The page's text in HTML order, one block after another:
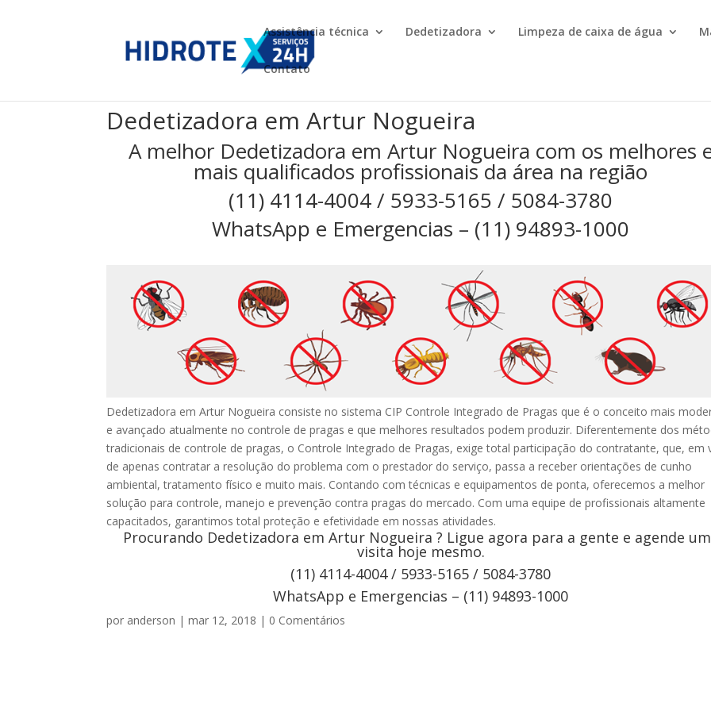
Assistência técnica Dedetizadora Limpeza de caixa de água
Contato
Dedetizadora em Artur Nogueira
A melhor Dedetizadora em Artur Nogueira com os melhores
mais qualificados profissionais da área na região
(11) 4114-4004 / 5933-5165 / 5084-3780
WhatsApp e Emergencias – (11) 94893-1000
Dedetizadora em Artur Nogueira consiste no sistema CIP Controle Integrado de Pragas que é o conceito mais
e avançado atualmente no controle de pragas e que melhores resultados podem produzir. Diferentemente dos
tradicionais de controle de pragas, o Controle Integrado de Pragas, exige total participação do contratante, que, em
de apenas contratar a resolução do problema com o prestador do serviço, passa a receber orientações de cunho
ambiental, tratamento físico e muito mais. Contando com técnicas e equipamentos de ponta, oferecemos a melhor
solução para controle, manejo e prevenção contra pragas do mercado. Com uma equipe de profissionais altamente
capacitados, garantimos total proteção e efetividade em nossas atividades.
Procurando Dedetizadora em Artur Nogueira ? Ligue agora para a gente e agende
visita hoje mesmo.
(11) 4114-4004 / 5933-5165 / 5084-3780
WhatsApp e Emergencias – (11) 94893-1000
por anderson |mar 12, 2018 | 0 Comentários